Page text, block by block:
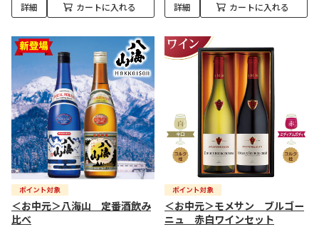
詳細 カートに入れる 詳細 カートに入れる
＜お中元＞八海山 定番酒飲み
比べ
＜お中元＞モメサン ブルゴー
ニュ 赤白ワインセット